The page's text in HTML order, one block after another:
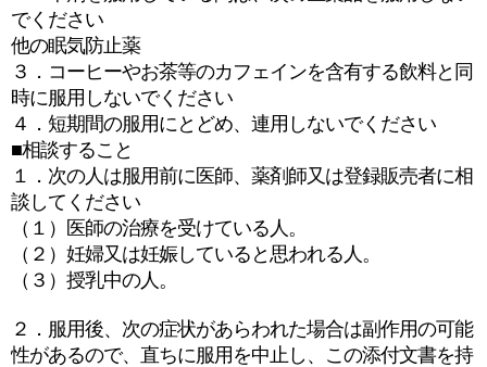
でください
他の眠気防止薬
３．コーヒーやお茶等のカフェインを含有する飲料と同
時に服用しないでください
４．短期間の服用にとどめ、連用しないでください
■相談すること
１．次の人は服用前に医師、薬剤師又は登録販売者に相
談してください
（１）医師の治療を受けている人。
（２）妊婦又は妊娠していると思われる人。
（３）授乳中の人。
２．服用後、次の症状があらわれた場合は副作用の可能
性があるので、直ちに服用を中止し、この添付文書を持